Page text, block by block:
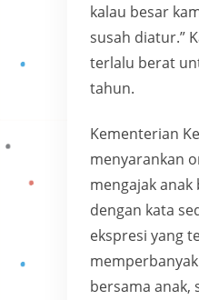
kalau besar
susah diatur.”
terlalu berat
tahun.
Kementerian
menyarankan
mengajak anak
dengan kata
ekspresi yang
bersama anak,